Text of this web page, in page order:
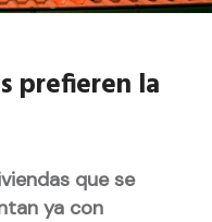
prefieren la
que se
ya con